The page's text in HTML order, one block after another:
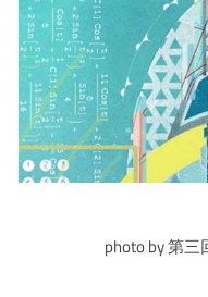
photo by 第